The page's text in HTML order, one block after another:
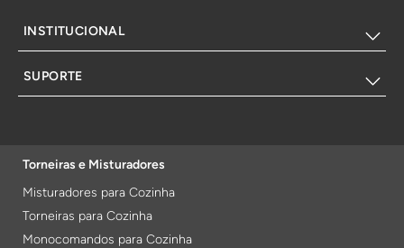
INSTITUCIONAL
SUPORTE
Torneiras e Misturadores
Misturadores para Cozinha
Torneiras para Cozinha
Monocomandos para Cozinha